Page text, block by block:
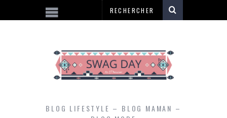
BLOG LIFESTYLE – BLOG MAMAN –